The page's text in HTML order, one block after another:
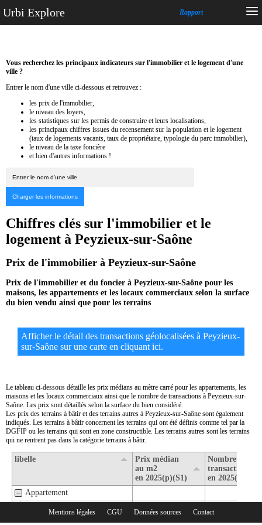
Urbi Explore Rapport
Mentions légales CGU Données sources Contact
Rubriques :
Vous recherchez les principaux indicateurs sur l'immobilier et le logement d'une
ville ?
Entrer le nom d'une ville ci-dessous et retrouvez :
les prix de l'immobilier,
le niveau des loyers,
les statistiques sur les permis de construire et leurs localisations,
les principaux chiffres issues du recensement sur la population et le logement
(taux de logements vacants, taux de propriétaire, typologie du parc immobilier),
le niveau de la taxe foncière
et bien d'autres informations !
Chiffres clés sur l'immobilier et le
logement à Peyzieux-sur-Saône
Prix de l'immobilier à Peyzieux-sur-Saône
Prix de l'immobilier et du foncier à Peyzieux-sur-Saône pour les
maisons, les appartements et les locaux commerciaux selon la surface
du bien vendu ainsi que pour les terrains
Afficher le détail des transactions géolocalisées à Peyzieux-
sur-Saône sur une carte en cliquant ici.
Le tableau ci-dessous détaille les prix médians au mètre carré pour les appartements, les
maisons et les locaux commerciaux ainsi que le nombre de transactions à Peyzieux-sur-
Saône. Les prix sont détaillés selon la surface du bien considéré.
Les prix des terrains à bâtir et des terrains autres à Peyzieux-sur-Saône sont également
indiqués. Les terrains à bâtir concernent les terrains qui ont été définis comme tel par la
DGFIP ou les terrains qui sont en zone constructible. Les terrains autres sont les terrains
qui ne rentrent pas dans la catégorie terrains à bâtir.
libelle
Prix médian
au m2
en 2025(p)(S1)
Nombre de
transactions
en 2025(p)(S1)
Appartement
2- Surface de 30 m2 à 80 m2